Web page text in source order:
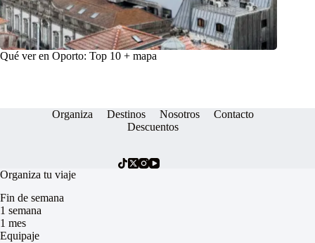
Qué ver en Oporto: Top 10 + mapa
Organiza Destinos Nosotros
Contacto
Descuentos
Organiza tu viaje
Fin de semana
1 semana
1 mes
Equipaje